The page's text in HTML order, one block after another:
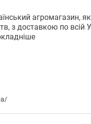
агромагазин,
з доставкою по всій